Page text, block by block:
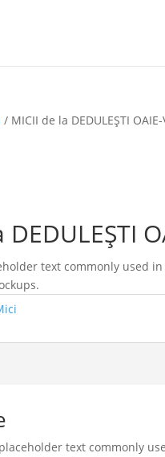
/ MICII de la DEDULEŞTI OAIE-
text commonly used
text commonly